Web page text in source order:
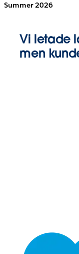
Summer 2026
Vi letade
men